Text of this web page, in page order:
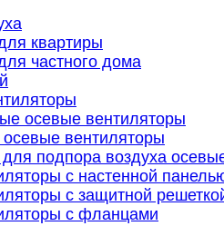
квартиры
частного дома
осевые вентиляторы
вентиляторы
подпора воздуха
с настенной
с защитной
с фланцами